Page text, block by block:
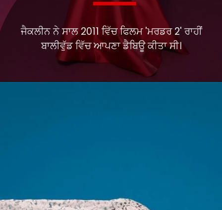
ਜੈਕਲੀਨ ਨੇ ਸਾਲ 2011 ਵਿੱਚ ਫਿਲਮ 'ਮਰਡਰ 2' ਰਾਹੀਂ